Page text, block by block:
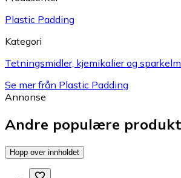
Plastic Padding
Kategori
Tetningsmidler, kjemikalier og
Se mer från Plastic Padding
Annonse
Andre populære
Hopp over innholdet